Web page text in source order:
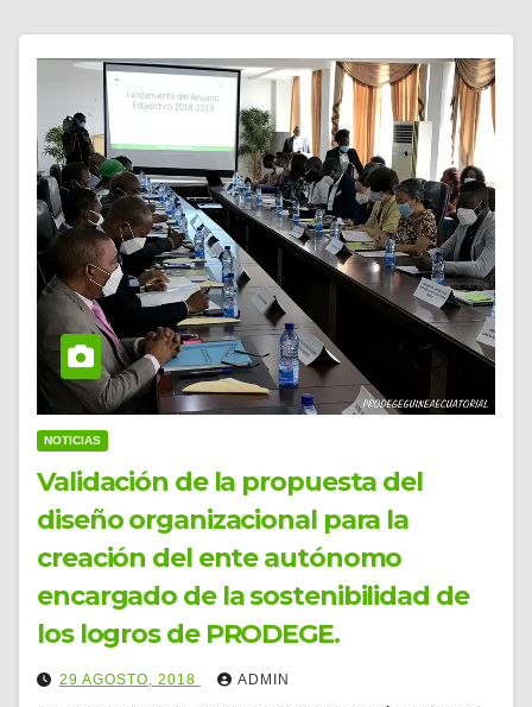
NOTICIAS
Validación de la propuesta del
diseño organizacional para la
creación del ente autónomo
encargado de la sostenibilidad de
los logros de PRODEGE.
29 AGOSTO, 2018 ADMIN